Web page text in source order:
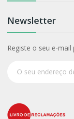
Newsletter
Registe o seu e-mail